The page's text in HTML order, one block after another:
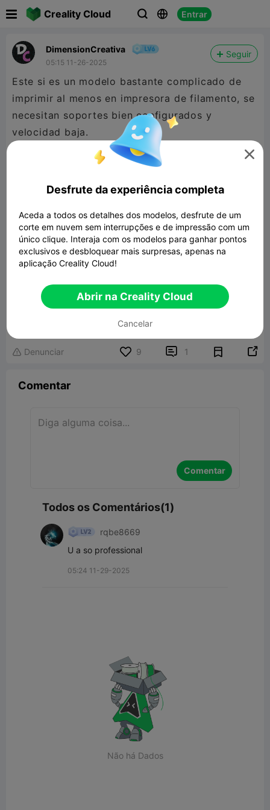
Creality Cloud   Entrar
DimensionCreativa
05:15 11-26-2025
Seguir
Este si es un modelo bastante complicado de
imprimir al menos en impresora de filamento, se
necesitan soportes bien configurados y
velocidad baja.

Modelo 3D Relacionado
 Denunciar 9  1 
Comentar
Comentar
Todos os Comentários(1)
rqbe8669
U a so professional
05:24 11-29-2025
Não há Dados

Desfrute da experiência completa
Aceda a todos os detalhes dos modelos, desfrute de um
corte em nuvem sem interrupções e de impressão com um
único clique. Interaja com os modelos para ganhar pontos
exclusivos e desbloquear mais surpresas, apenas na
aplicação Creality Cloud!
Abrir na Creality Cloud
Cancelar